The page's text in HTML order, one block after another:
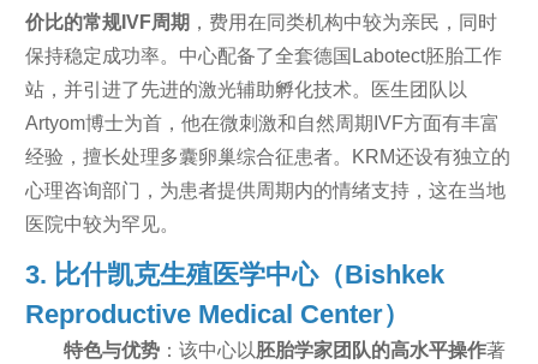
价比的常规IVF周期 ，费用在同类机构中较为亲民，同时
保持稳定成功率。中心配备了全套德国Labotect胚胎工作
站，并引进了先进的激光辅助孵化技术。医生团队以
Artyom博士为首，他在微刺激和自然周期IVF方面有丰富
经验，擅长处理多囊卵巢综合征患者。KRM还设有独立的
心理咨询部门，为患者提供周期内的情绪支持，这在当地
医院中较为罕见。
3. 比什凯克生殖医学中心（Bishkek
Reproductive Medical Center）
特色与优势：该中心以胚胎学家团队的高水平操作著